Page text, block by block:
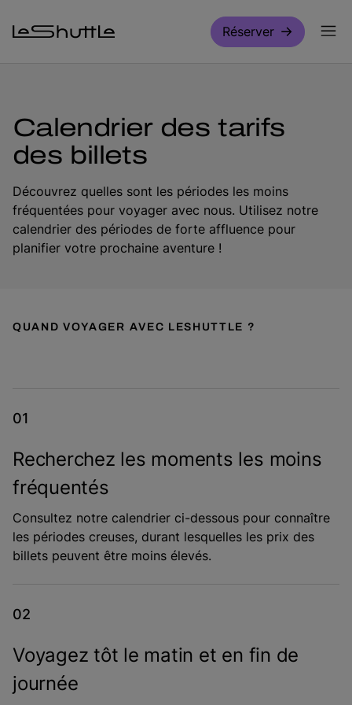
Réserver
Calendrier des tarifs
des billets
Découvrez quelles sont les périodes les moins
fréquentées pour voyager avec nous. Utilisez notre
calendrier des périodes de forte affluence pour
planifier votre prochaine aventure !
QUAND VOYAGER AVEC LESHUTTLE ?
Recherchez les moments les moins
fréquentés
Consultez notre calendrier ci-dessous pour connaître
les périodes creuses, durant lesquelles les prix des
billets peuvent être moins élevés.
Voyagez tôt le matin et en fin de
journée